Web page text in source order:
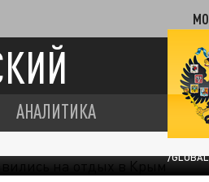
АНАЛИТИКА
/